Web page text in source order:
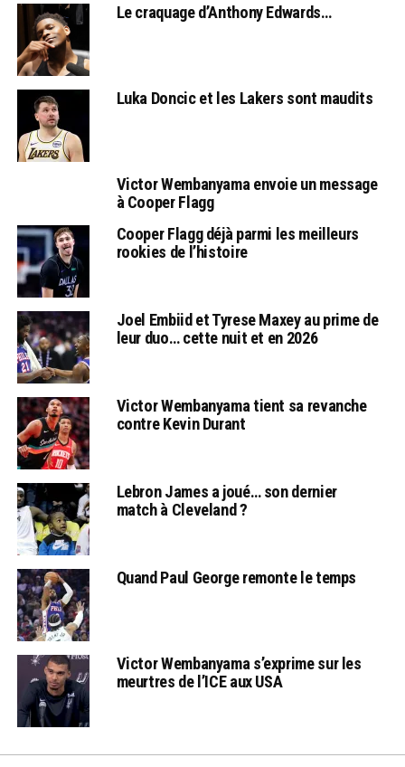
Le craquage d’Anthony Edwards…
Luka Doncic et les Lakers sont maudits
Victor Wembanyama envoie un message
à Cooper Flagg
Cooper Flagg déjà parmi les meilleurs
rookies de l’histoire
Joel Embiid et Tyrese Maxey au prime de
leur duo… cette nuit et en 2026
Victor Wembanyama tient sa revanche
contre Kevin Durant
Lebron James a joué… son dernier
match à Cleveland ?
Quand Paul George remonte le temps
Victor Wembanyama s’exprime sur les
meurtres de l’ICE aux USA